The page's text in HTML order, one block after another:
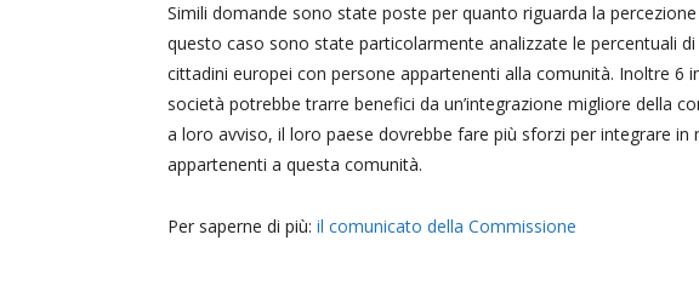
Simili domande sono state poste per quanto riguarda la
questo caso sono state particolarmente analizzate le percentuali
cittadini europei con persone appartenenti alla comunità. Inoltre 6
società potrebbe trarre benefici da un’integrazione migliore della
a loro avviso, il loro paese dovrebbe fare più sforzi per integrare in
appartenenti a questa comunità.
Per saperne di più: il comunicato della Commissione